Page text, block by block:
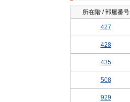
所在階 / 部屋番号
427
428
435
508
929